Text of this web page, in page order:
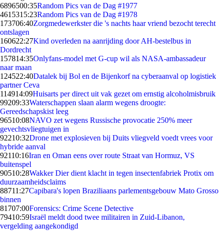
6896500:35Random Pics van de Dag #1977
4615315:23Random Pics van de Dag #1978
173706:40Zorgmedewerkster die 's nachts haar vriend bezocht terecht
ontslagen
160622:27Kind overleden na aanrijding door AH-bestelbus in
Dordrecht
157814:35Onlyfans-model met G-cup wil als NASA-ambassadeur
naar maan
124522:40Datalek bij Bol en de Bijenkorf na cyberaanval op logistiek
partner Ceva
114914:09Huisarts per direct uit vak gezet om ernstig alcoholmisbruik
99209:33Waterschappen slaan alarm wegens droogte:
Gereedschapskist leeg
96510:08NAVO zet wegens Russische provocatie 250% meer
gevechtsvliegtuigen in
92210:32Drone met explosieven bij Duits vliegveld voedt vrees voor
hybride aanval
92110:16Iran en Oman eens over route Straat van Hormuz, VS
buitenspel
90510:28Wakker Dier dient klacht in tegen insectenfabriek Protix om
duurzaamheidsclaims
88711:27Capibara's lopen Braziliaans parlementsgebouw Mato Grosso
binnen
81707:00Forensics: Crime Scene Detective
79410:59Israël meldt dood twee militairen in Zuid-Libanon,
vergelding aangekondigd